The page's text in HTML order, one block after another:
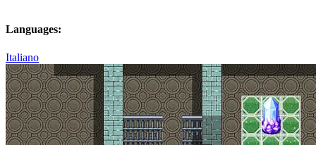
Languages:
Italiano